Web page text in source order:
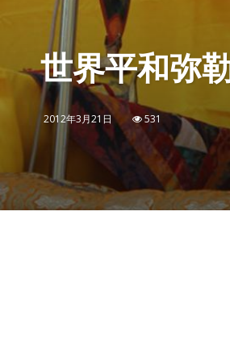
世界平和弥
2012年3月21日 531